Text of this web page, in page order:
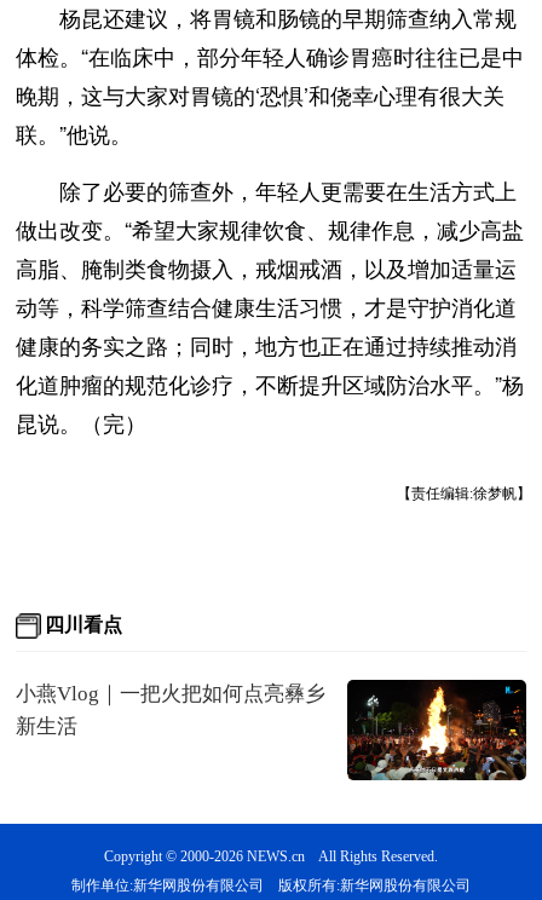
杨昆还建议，将胃镜和肠镜的早期筛查纳入常规
体检。“在临床中，部分年轻人确诊胃癌时往往已是中
晚期，这与大家对胃镜的‘恐惧’和侥幸心理有很大关
联。”他说。
除了必要的筛查外，年轻人更需要在生活方式上
做出改变。“希望大家规律饮食、规律作息，减少高盐
高脂、腌制类食物摄入，戒烟戒酒，以及增加适量运
动等，科学筛查结合健康生活习惯，才是守护消化道
健康的务实之路；同时，地方也正在通过持续推动消
化道肿瘤的规范化诊疗，不断提升区域防治水平。”杨
昆说。（完）
【责任编辑:徐梦帆】
Copyright © 2000-2026 NEWS.cn All Rights Reserved.
制作单位:新华网股份有限公司 版权所有:新华网股份有限公司